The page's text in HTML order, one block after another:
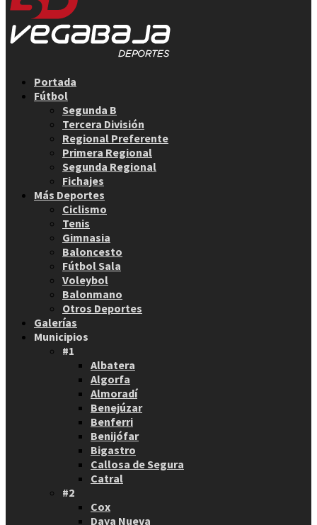
Portada
Fútbol
Segunda B
Tercera División
Regional Preferente
Primera Regional
Segunda Regional
Fichajes
Más Deportes
Ciclismo
Tenis
Gimnasia
Baloncesto
Fútbol Sala
Voleybol
Balonmano
Otros Deportes
Galerías
Municipios
#1
Albatera
Algorfa
Almoradí
Benejúzar
Benferri
Benijófar
Bigastro
Callosa de Segura
Catral
#2
Cox
Daya Nueva